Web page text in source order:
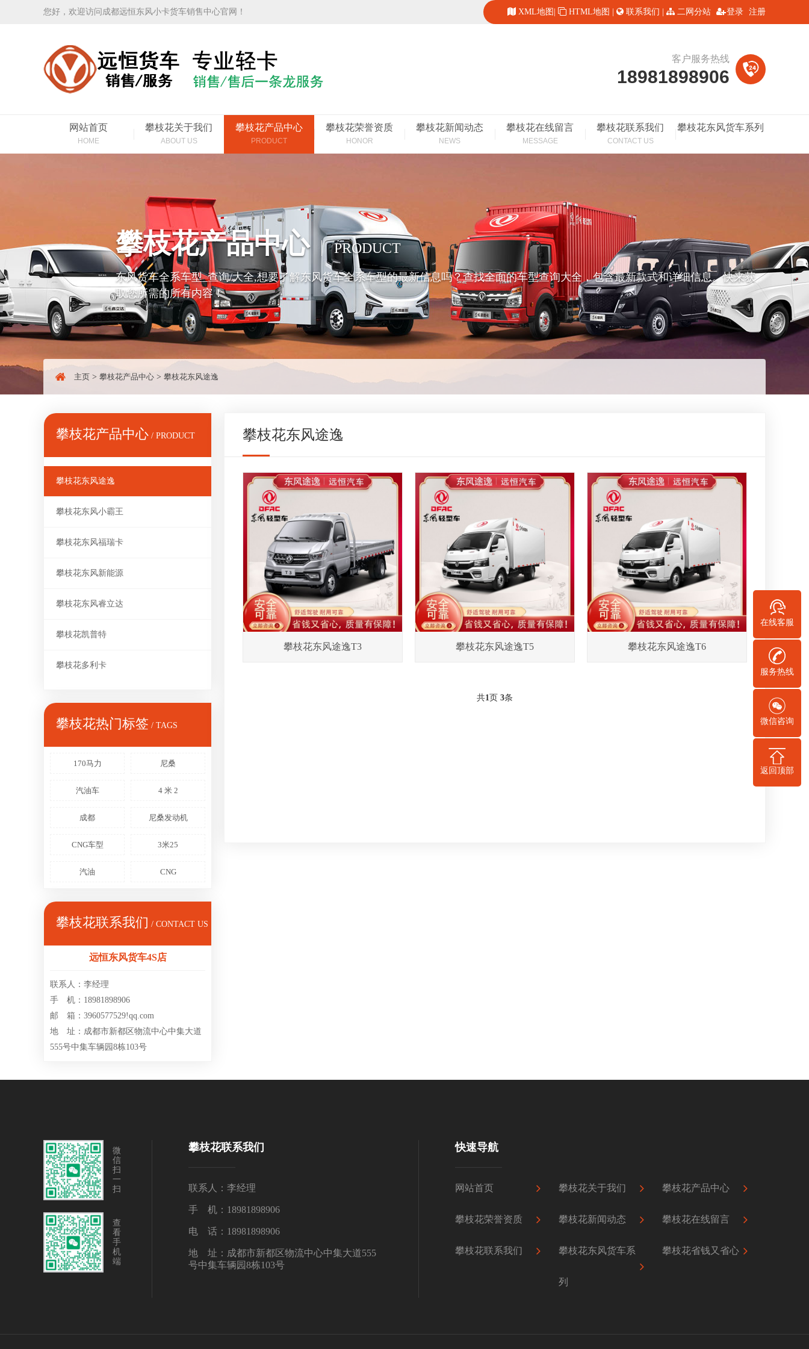
您好，欢迎访问成都远恒东风小卡货车销售中心官网！ XML地图 HTML地图 联系我们 二网分站 登录 注册
客户服务热线
18981898906
网站首页
HOME
攀枝花关于我们
ABOUT US
攀枝花产品中心
PRODUCT
攀枝花荣誉资质
HONOR
攀枝花新闻动态
NEWS
攀枝花在线留言
MESSAGE
攀枝花联系我们
CONTACT US
攀枝花东风货车系列
攀枝花产品中心 PRODUCT
东风货车全系车型_查询/大全,想要了解东风货车全系车型的最新信息吗？查找全面的车型查询大全，包含最新款式和详细信息。快来获
取您所需的所有内容！
主页 > 攀枝花产品中心 > 攀枝花东风途逸
攀枝花产品中心 / PRODUCT
攀枝花东风途逸
攀枝花东风小霸王
攀枝花东风福瑞卡
攀枝花东风新能源
攀枝花东风睿立达
攀枝花凯普特
攀枝花多利卡
攀枝花热门标签 / TAGS
170马力 尼桑
汽油车 4 米 2
成都 尼桑发动机
CNG车型 3米25
汽油 CNG
攀枝花联系我们 / CONTACT US
远恒东风货车4S店
联系人：李经理
手 机：18981898906
邮 箱：3960577529!qq.com
地 址：成都市新都区物流中心中集大道
555号中集车辆园8栋103号
攀枝花东风途逸
攀枝花东风途逸T3 攀枝花东风途逸T5 攀枝花东风途逸T6
共1 页 3条
微
信
扫
一
扫
查
看
手
机
端
攀枝花联系我们
联系人：李经理
手 机：18981898906
电 话：18981898906
地 址：成都市新都区物流中心中集大道555
号中集车辆园8栋103号
快速导航
网站首页 攀枝花关于我们 攀枝花产品中心
攀枝花荣誉资质 攀枝花新闻动态 攀枝花在线留言
攀枝花联系我们 攀枝花东风货车系
列
攀枝花省钱又省心
在线客服
服务热线
微信咨询
返回顶部